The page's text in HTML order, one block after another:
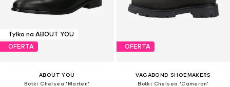
Tylko na ABOUT YOU
OFERTA
ABOUT YOU
Botki Chelsea 'Marten'
OFERTA
VAGABOND SHOEMAKERS
Botki Chelsea 'Cameron'